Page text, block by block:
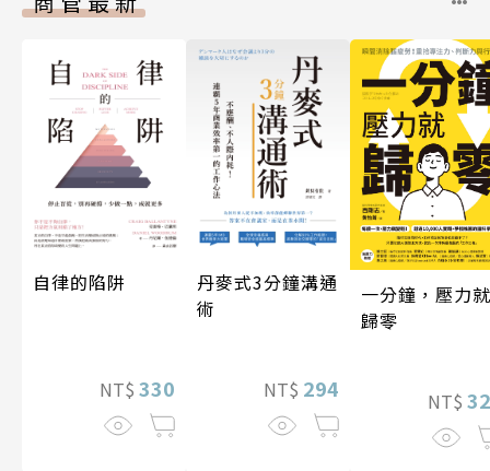
自律的陷阱
NT$ 330
丹麥式3分鐘溝通
術
NT$ 294
一分鐘，壓力就
歸零
NT$